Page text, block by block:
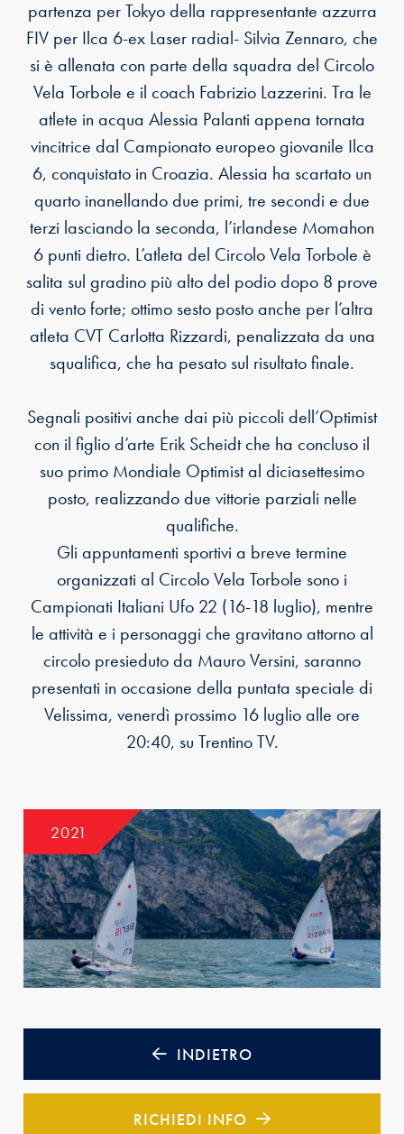
2021
partenza per Tokyo della rappresentante azzurra
FIV per Ilca 6-ex Laser radial- Silvia Zennaro, che
si è allenata con parte della squadra del Circolo
Vela Torbole e il coach Fabrizio Lazzerini. Tra le
atlete in acqua Alessia Palanti appena tornata
vincitrice dal Campionato europeo giovanile Ilca
6, conquistato in Croazia. Alessia ha scartato un
quarto inanellando due primi, tre secondi e due
terzi lasciando la seconda, l’irlandese Momahon
6 punti dietro. L’atleta del Circolo Vela Torbole è
salita sul gradino più alto del podio dopo 8 prove
di vento forte; ottimo sesto posto anche per l’altra
atleta CVT Carlotta Rizzardi, penalizzata da una
squalifica, che ha pesato sul risultato finale.
Segnali positivi anche dai più piccoli dell’Optimist
con il figlio d’arte Erik Scheidt che ha concluso il
suo primo Mondiale Optimist al diciasettesimo
posto, realizzando due vittorie parziali nelle
qualifiche.
Gli appuntamenti sportivi a breve termine
organizzati al Circolo Vela Torbole sono i
Campionati Italiani Ufo 22 (16-18 luglio), mentre
le attività e i personaggi che gravitano attorno al
circolo presieduto da Mauro Versini, saranno
presentati in occasione della puntata speciale di
Velissima, venerdì prossimo 16 luglio alle ore
20:40, su Trentino TV.
INDIETRO
RICHIEDI INFO